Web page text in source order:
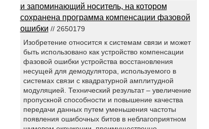
и запоминающий носитель, на котором
сохранена программа компенсации фазовой
ошибки // 2650179
Изобретение относится к системам связи и может
быть использовано как устройство компенсации
фазовой ошибки устройства восстановления
несущей для демодулятора, используемого в
системах связи с квадратурной амплитудной
модуляцией. Технический результат – увеличение
пропускной способности и повышение качества
передачи данных путем уменьшения частоты
появления ошибочных битов в неблагоприятном